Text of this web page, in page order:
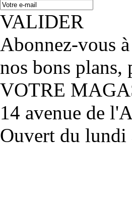
VALIDER
Abonnez-vous
nos bons plans,
VOTRE
14 avenue de
Ouvert du lundi